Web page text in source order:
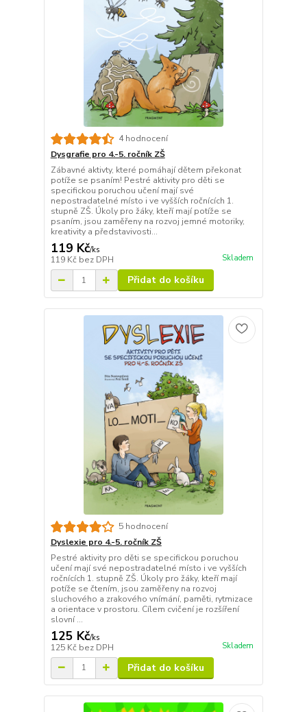
4 hodnocení
Dysgrafie pro 4.-5. ročník ZŠ
Zábavné aktivty, které pomáhají dětem překonat
potíže se psaním! Pestré aktivity pro děti se
specifickou poruchou učení mají své
nepostradatelné místo i ve vyšších ročnících 1.
stupně ZŠ. Úkoly pro žáky, kteří mají potíže se
psaním, jsou zaměřeny na rozvoj jemné motoriky,
kreativity a představivosti...
119 Kč/ks
119 Kč bez DPH Skladem
Přidat do košíku
5 hodnocení
Dyslexie pro 4.-5. ročník ZŠ
Pestré aktivity pro děti se specifickou poruchou
učení mají své nepostradatelné místo i ve vyšších
ročnících 1. stupně ZŠ. Úkoly pro žáky, kteří mají
potíže se čtením, jsou zaměřeny na rozvoj
sluchového a zrakového vnímání, paměti, rytmizace
a orientace v prostoru. Cílem cvičení je rozšíření
slovní ...
125 Kč/ks
125 Kč bez DPH Skladem
Přidat do košíku